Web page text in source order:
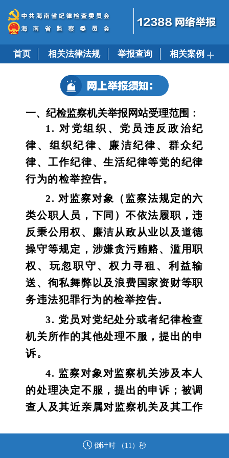
首页 相关法律法规 举报查询 相关案例
一、纪检监察机关举报网站受理范围：
1. 对党组织、党员违反政治纪
律、组织纪律、廉洁纪律、群众纪
律、工作纪律、生活纪律等党的纪律
行为的检举控告。
2. 对监察对象（监察法规定的六
类公职人员，下同）不依法履职，违
反秉公用权、廉洁从政从业以及道德
操守等规定，涉嫌贪污贿赂、滥用职
权、玩忽职守、权力寻租、利益输
送、徇私舞弊以及浪费国家资财等职
务违法犯罪行为的检举控告。
3. 党员对党纪处分或者纪律检查
机关所作的其他处理不服，提出的申
诉。
4. 监察对象对监察机关涉及本人
的处理决定不服，提出的申诉；被调
查人及其近亲属对监察机关及其工作
法权益的行为，提出的申诉。
倒计时 （ 11 ）秒